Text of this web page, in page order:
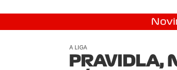
A LIGA
PRAVIDLA,